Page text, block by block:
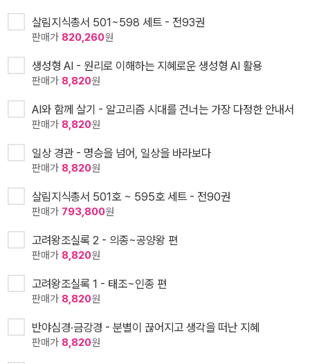
살림지식총서 501~598 세트 - 전93권
판매가 820,260원
생성형 AI - 원리로 이해하는 지혜로운 생성형 AI 활용
판매가 8,820원
AI와 함께 살기 - 알고리즘 시대를 건너는 가장 다정한 안내서
판매가 8,820원
일상 경관 - 명승을 넘어, 일상을 바라보다
판매가 8,820원
살림지식총서 501호 ~ 595호 세트 - 전90권
판매가 793,800원
고려왕조실록 2 - 의종~공양왕 편
판매가 8,820원
고려왕조실록 1 - 태조~인종 편
판매가 8,820원
반야심경·금강경 - 분별이 끊어지고 생각을 떠난 지혜
판매가 8,820원